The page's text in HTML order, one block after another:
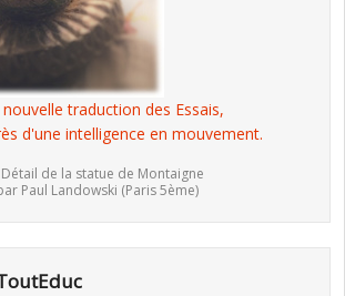
traduction des Essais,
d'une intelligence en mouvement.
de la statue de Montaigne
Paul Landowski (Paris 5ème)